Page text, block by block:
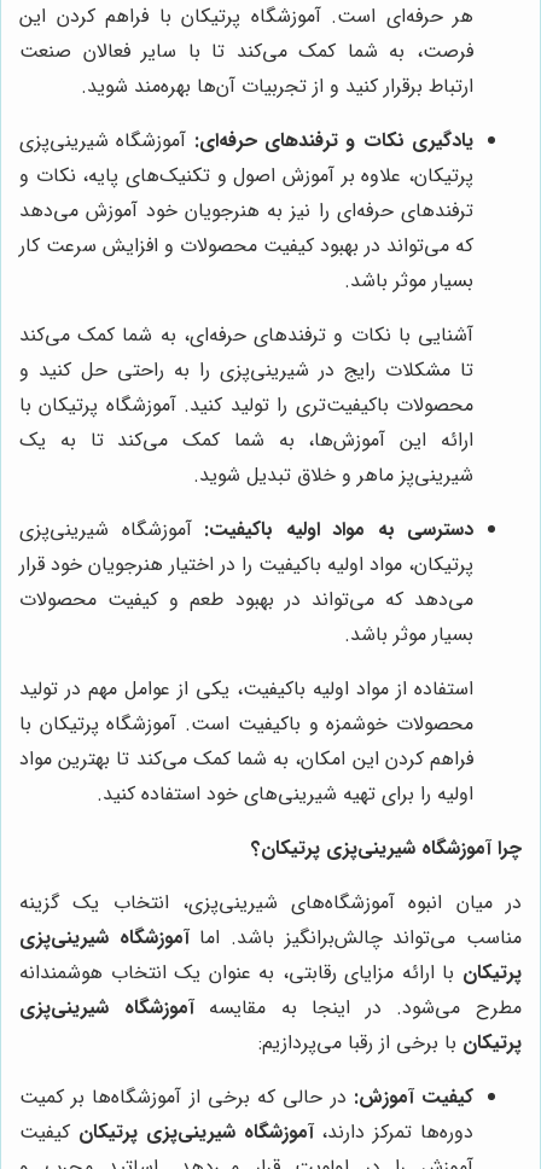
هر حرفه‌ای است. آموزشگاه پرتیکان با فراهم کردن این
فرصت، به شما کمک می‌کند تا با سایر فعالان صنعت
ارتباط برقرار کنید و از تجربیات آن‌ها بهره‌مند شوید.
یادگیری نکات و ترفندهای حرفه‌ای: آموزشگاه شیرینی‌پزی
پرتیکان، علاوه بر آموزش اصول و تکنیک‌های پایه، نکات و
ترفندهای حرفه‌ای را نیز به هنرجویان خود آموزش می‌دهد
که می‌تواند در بهبود کیفیت محصولات و افزایش سرعت کار
بسیار موثر باشد.
آشنایی با نکات و ترفندهای حرفه‌ای، به شما کمک می‌کند
تا مشکلات رایج در شیرینی‌پزی را به راحتی حل کنید و
محصولات باکیفیت‌تری را تولید کنید. آموزشگاه پرتیکان با
ارائه این آموزش‌ها، به شما کمک می‌کند تا به یک
شیرینی‌پز ماهر و خلاق تبدیل شوید.
دسترسی به مواد اولیه باکیفیت: آموزشگاه شیرینی‌پزی
پرتیکان، مواد اولیه باکیفیت را در اختیار هنرجویان خود قرار
می‌دهد که می‌تواند در بهبود طعم و کیفیت محصولات
بسیار موثر باشد.
استفاده از مواد اولیه باکیفیت، یکی از عوامل مهم در تولید
محصولات خوشمزه و باکیفیت است. آموزشگاه پرتیکان با
فراهم کردن این امکان، به شما کمک می‌کند تا بهترین مواد
اولیه را برای تهیه شیرینی‌های خود استفاده کنید.
چرا آموزشگاه شیرینی‌پزی پرتیکان؟
در میان انبوه آموزشگاه‌های شیرینی‌پزی، انتخاب یک گزینه
مناسب می‌تواند چالش‌برانگیز باشد. اماآموزشگاه شیرینی‌پزی
پرتیکان با ارائه مزایای رقابتی، به عنوان یک انتخاب هوشمندانه
مطرح می‌شود. در اینجا به مقایسهآموزشگاه شیرینی‌پزی
پرتیکان با برخی از رقبا می‌پردازیم:
کیفیت آموزش: در حالی که برخی از آموزشگاه‌ها بر کمیت
دوره‌ها تمرکز دارند،آموزشگاه شیرینی‌پزی پرتیکان کیفیت